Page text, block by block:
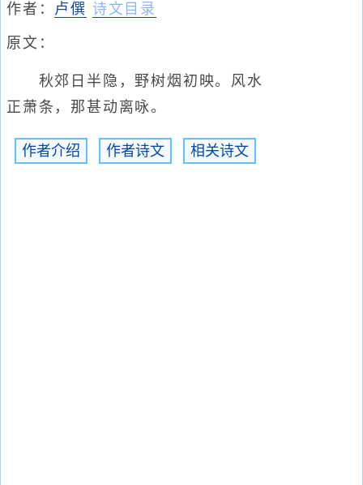
作者： 卢僎 诗文目录
原文：
秋郊日半隐，野树烟初映。风水
正萧条，那甚动离咏。
作者介绍 作者诗文 相关诗文